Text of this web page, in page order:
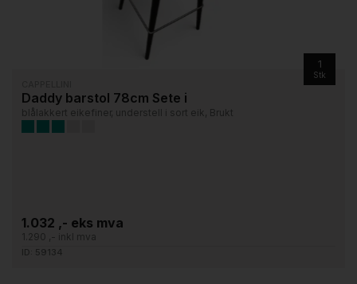
1
Stk
Daddy barstol 78cm Sete i
blålakkert eikefiner, understell i sort eik, Brukt
1.032 ,- eks mva
1.290 ,- inkl mva
ID: 59134